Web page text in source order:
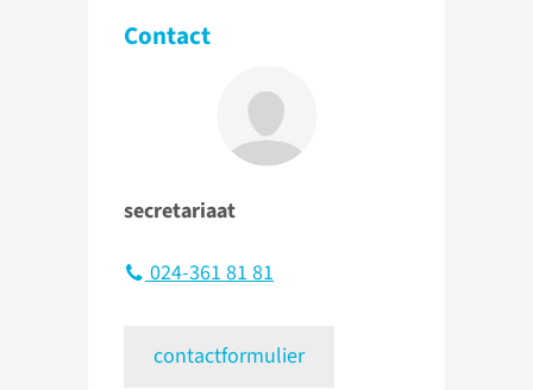
Contact
secretariaat
024-361 81 81
contactformulier